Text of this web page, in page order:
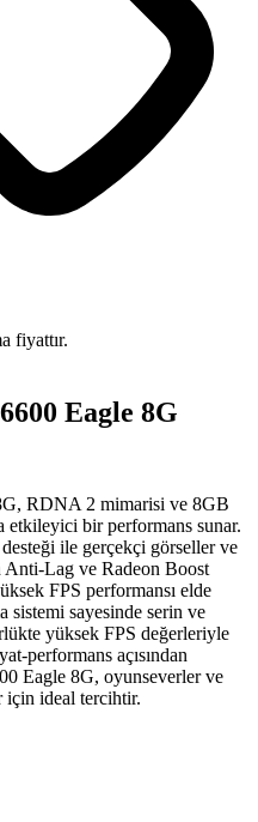
fiyattır.
Eagle 8G
RDNA 2 mimarisi ve 8GB
bir performans sunar.
ile gerçekçi görseller ve
Anti-Lag ve Radeon Boost
FPS performansı elde
sayesinde serin ve
yüksek FPS değerleriyle
performans açısından
Eagle 8G, oyunseverler ve
için ideal tercihtir.